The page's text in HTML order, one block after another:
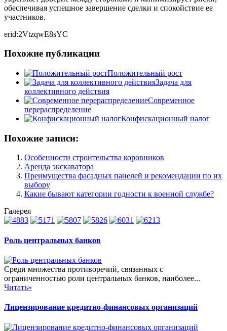
обеспечивая успешное завершение сделки и спокойствие ее
участников.
erid:2VtzqwE8sYC
Похожие публикации
Положительный рост
Задача для
коллективного действия
Современное
перераспределение
Конфискационный налог
Похожие записи:
Особенности строительства коровников
Аренда экскаватора
Преимущества фасадных панелей и рекомендации по их
выбору
Какие бывают категории годности к военной службе?
Галерея
Роль центральных банков
Среди множества противоречий, связанных с
ограниченностью роли центральных банков, наиболее...
Читать»
Лицензирование кредитно-финансовых организаций